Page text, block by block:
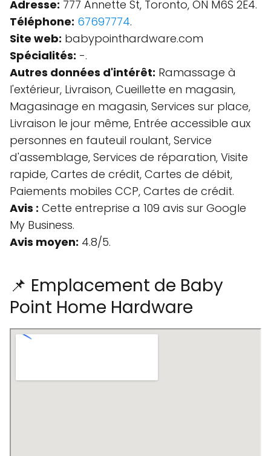
Adresse: 777 Annette St, Toronto, ON M6S 2E4.
Téléphone: 67697774.
Site web: babypointhardware.com
Spécialités: -.
Autres données d'intérêt: Ramassage à
l'extérieur, Livraison, Cueillette en magasin,
Magasinage en magasin, Services sur place,
Livraison le jour même, Entrée accessible aux
personnes en fauteuil roulant, Service
d'assemblage, Services de réparation, Visite
rapide, Cartes de crédit, Cartes de débit,
Paiements mobiles CCP, Cartes de crédit.
Avis : Cette entreprise a 109 avis sur Google
My Business.
Avis moyen: 4.8/5.
📌 Emplacement de Baby
Point Home Hardware